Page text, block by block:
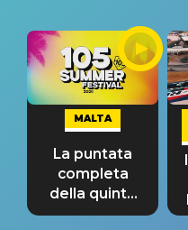
MALTA
La puntata
completa
della quinta
tappa